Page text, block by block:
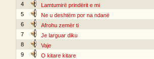
4
Lamtumirë prindërit e mi
5
Ne u deshtëm por na ndanë
6
Afrohu zemër ti
7
Je larguar diku
8
Vaje
9
O kitare kitare